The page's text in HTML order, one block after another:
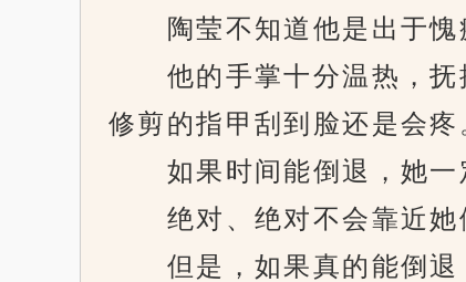
陶莹不知道他是出于愧
他的手掌十分温热，抚
修剪的指甲刮到脸还是会疼
如果时间能倒退，她一
绝对、绝对不会靠近她
但是，如果真的能倒退